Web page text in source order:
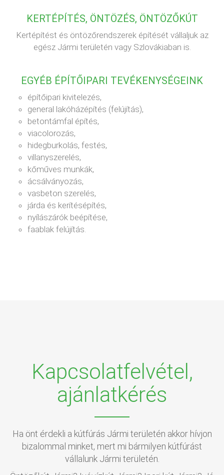
KERTÉPÍTÉS, ÖNTÖZÉS, ÖNTÖZŐKÚT
Kertépítést és öntözőrendszerek építését vállaljuk az
egész Jármi területén vagy Szlovákiaban is.
EGYÉB ÉPÍTŐIPARI TEVÉKENYSÉGEINK
építőipari kivitelezés,
general lakóházépítés (felújítás),
betontámfal építés,
viacolorozás,
hidegburkolás, festés,
villanyszerelés,
kőműves munkák,
ácsálványozás,
vasbeton szerelés,
járda és kerítésépítés,
nyílászárók beépítése,
faablak felújítás.
Kapcsolatfelvétel,
ajánlatkérés
Ha önt érdekli a kútfúrás Jármi területén akkor hívjon
bizalommal minket, mert mi bármilyen kútfúrást
vállalunk Jármi területén.